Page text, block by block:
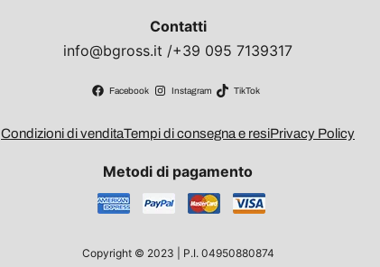
Contatti
info@bgross.it /+39 095 7139317
Facebook Instagram TikTok
Condizioni di venditaTempi di consegna e resiPrivacy Policy
Metodi di pagamento
Copyright © 2023 | P.I. 04950880874